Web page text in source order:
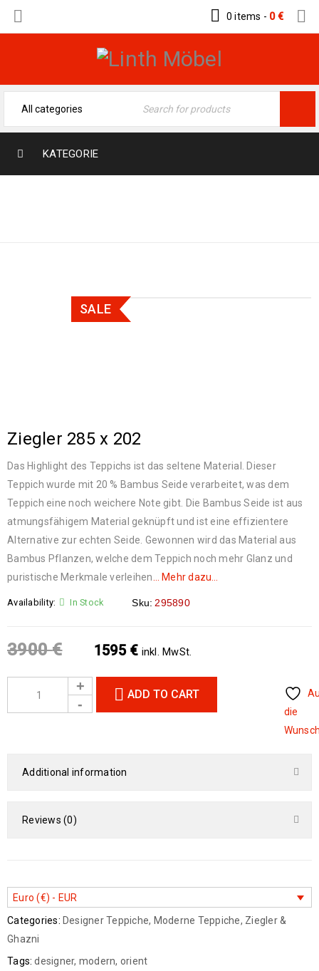
0 items - 0€
KATEGORIE
SALE
Ziegler 285 x 202
Das Highlight des Teppichs ist das seltene Material. Dieser
Teppich wurde mit 20 % Bambus Seide verarbeitet, was dem
Teppich eine noch weichere Note gibt. Die Bambus Seide ist aus
atmungsfähigem Material geknüpft und ist eine effizientere
Alternative zur echten Seide. Gewonnen wird das Material aus
Bambus Pflanzen, welche dem Teppich noch mehr Glanz und
puristische Merkmale verleihen … Mehr dazu…
Availability: In Stock Sku: 295890
3900€ 1595 € inkl. MwSt.
ADD TO CART
die
Additional information
Reviews (0)
Euro (€) - EUR
Categories: Designer Teppiche, Moderne Teppiche, Ziegler &
Ghazni
Tags: designer, modern, orient